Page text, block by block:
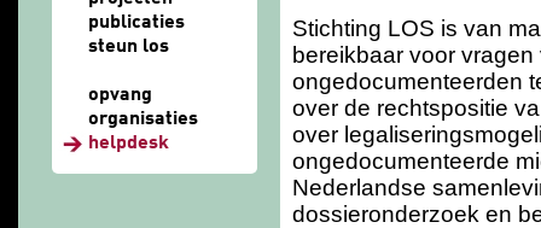
publicaties
steun los
opvang
organisaties
helpdesk
Stichting LOS is van
bereikbaar voor
ongedocumenteerden
over de rechtspositie
over
ongedocumenteerde
Nederlandse
dossieronderzoek en